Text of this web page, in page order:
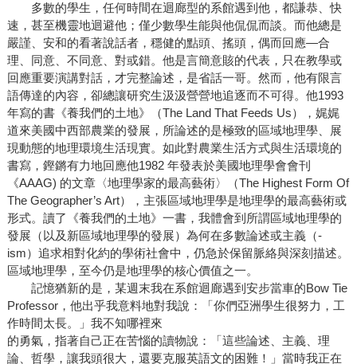
多數的學生，任何時間在迴廊型的系館遇到他，都謙恭、快
速，甚至機靈地迴避他；僅少數學生能與他侃侃而談。而他總是
嚴謹、安和的看著說話者，穩健的點頭、搖頭，偶而回應—合
理、同意、不同意、對或錯。他是言簡意賅的代表，只在教學或
回應重要演講對話，才完整論述，是省話一哥。然而，他有限言
語傳達的內容，卻總讓研究生汲汲營營地追逐而不可得。他1993
年寫的書《養我們的土地》（The Land That Feeds Us），娓娓
道來美國中西部農業的發展，所論述的是極致的區域地理學、展
現動態的地理環境生活現實。如此對農業生活方式與生活環境的
書寫，鏗鏘有力地回應他1982 年發表於美國地理學會會刊
《AAAG) 的文章〈地理學家的最高藝術〉（The Highest Form Of
The Geographer’s Art），主張區域地理學是地理學的最高藝術或
形式。讀了《養我們的土地》一書，我體會到所謂區域地理學的
發展（以及新區域地理學的發展）為何在多數論述或主義（-
ism）追求相對化約的學術社會中，仍急於保留脈絡與深刻描述。
區域地理學，至今仍是地理學的核心價值之一。
記憶猶新的是，某週末我在系館迴廊遇到安步當車的Bow Tie
Professor，他出乎我意料地對我說：「你們亞洲學生很努力，工
作時間太長。」我不知哪裡來
的勇氣，指著自己正在苦惱的讀物說：「這些論述、主義、理
論、哲學，讓我頭很大，還要克服英語文的困難！」當時我正在